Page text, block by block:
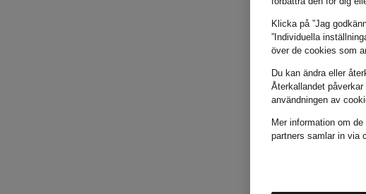
Klicka på ”Jag
”Individuella
över de cookies som
Du kan ändra eller
Återkallandet
användningen av
Mer information om
partners samlar in via